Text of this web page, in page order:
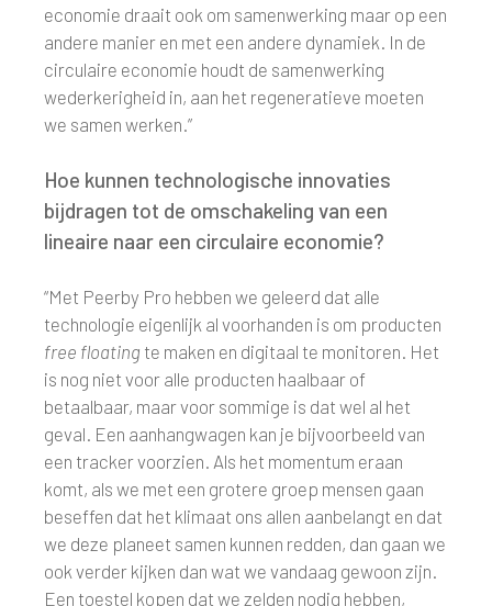
economie draait ook om samenwerking maar op een
andere manier en met een andere dynamiek. In de
circulaire economie houdt de samenwerking
wederkerigheid in, aan het regeneratieve moeten
we samen werken.”
Hoe kunnen technologische innovaties
bijdragen tot de omschakeling van een
lineaire naar een circulaire economie?
“Met Peerby Pro hebben we geleerd dat alle
technologie eigenlijk al voorhanden is om producten
free floating te maken en digitaal te monitoren. Het
is nog niet voor alle producten haalbaar of
betaalbaar, maar voor sommige is dat wel al het
geval. Een aanhangwagen kan je bijvoorbeeld van
een tracker voorzien. Als het momentum eraan
komt, als we met een grotere groep mensen gaan
beseffen dat het klimaat ons allen aanbelangt en dat
we deze planeet samen kunnen redden, dan gaan we
ook verder kijken dan wat we vandaag gewoon zijn.
Een toestel kopen dat we zelden nodig hebben,